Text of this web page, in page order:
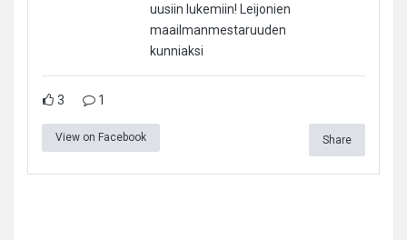
uusiin lukemiin! Leijonien
maailmanmestaruuden
kunniaksi
3 1
View on Facebook Share